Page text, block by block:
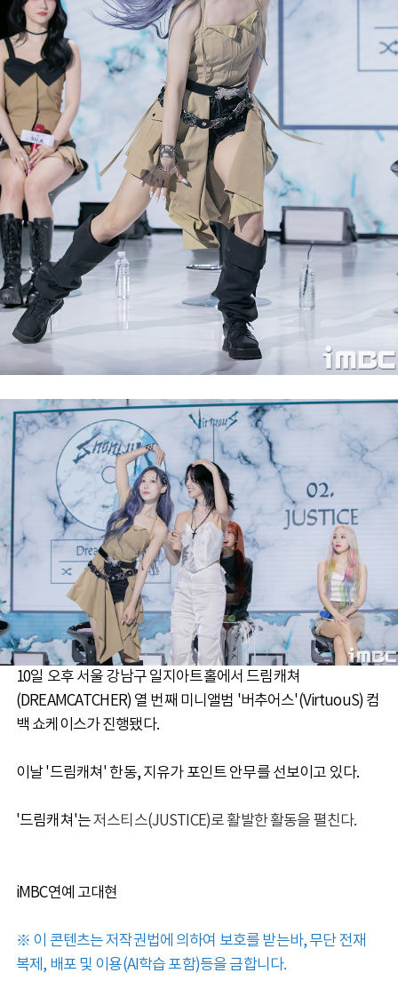
10일 오후 서울 강남구 일지아트홀에서 드림캐쳐
(DREAMCATCHER) 열 번째 미니앨범 '버추어스'(VirtuouS) 컴
백 쇼케이스가 진행됐다.
이날 '드림캐쳐' 한동, 지유가 포인트 안무를 선보이고 있다.
'드림캐쳐'는저스티스(JUSTICE)로 활발한 활동을 펼친다.
iMBC연예 고대현
※ 이 콘텐츠는 저작권법에 의하여 보호를 받는바, 무단 전재
복제, 배포 및 이용(AI학습 포함)등을 금합니다.